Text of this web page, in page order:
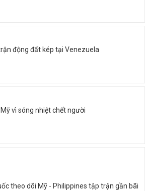
động đất kép tại Venezuela
vì sóng nhiệt chết người
theo dõi Mỹ - Philippines tập trận gần bãi